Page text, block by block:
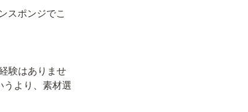
スポンジでこ
験はありませ
より、素材選